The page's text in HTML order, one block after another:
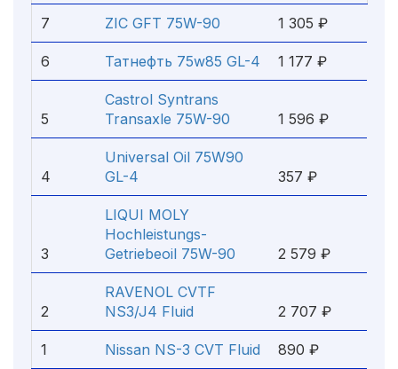
7 ZIC GFT 75W-90 1 305 ₽
6 Татнефть 75w85 GL-4 1 177 ₽
5
Castrol Syntrans
Transaxle 75W-90
1 596 ₽
4
Universal Oil 75W90
GL-4
357 ₽
3
LIQUI MOLY
Hochleistungs-
Getriebeoil 75W-90
2 579 ₽
2
RAVENOL CVTF
NS3/J4 Fluid
2 707 ₽
1 Nissan NS-3 CVT Fluid 890 ₽